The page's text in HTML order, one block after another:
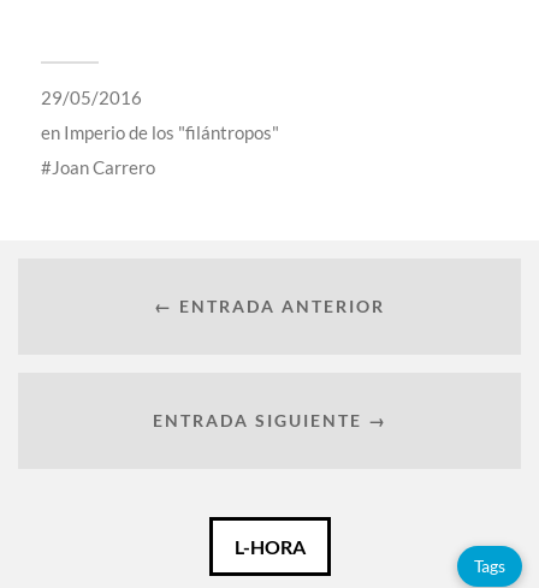
29/05/2016
en Imperio de los "filántropos"
Joan Carrero
← ENTRADA ANTERIOR
ENTRADA SIGUIENTE →
L-HORA
Tags